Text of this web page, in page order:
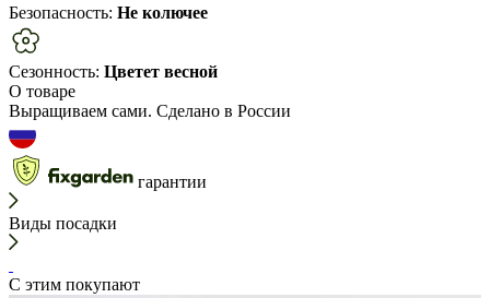
Безопасность: Не колючее
Сезонность: Цветет весной
О товаре
Выращиваем сами. Сделано в России
гарантии
Виды посадки
С этим покупают